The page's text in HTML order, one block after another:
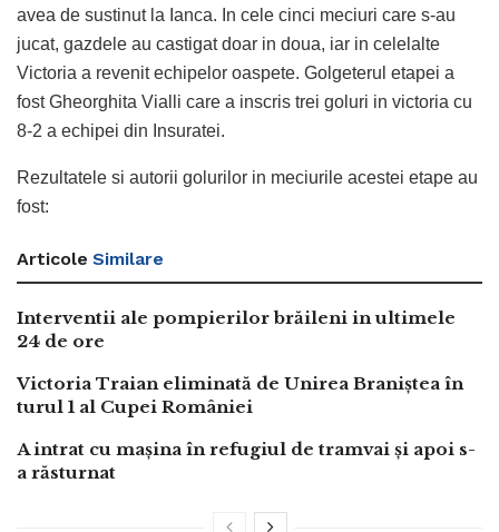
avea de sustinut la Ianca. In cele cinci meciuri care s-au
jucat, gazdele au castigat doar in doua, iar in celelalte
Victoria a revenit echipelor oaspete. Golgeterul etapei a
fost Gheorghita Vialli care a inscris trei goluri in victoria cu
8-2 a echipei din Insuratei.
Rezultatele si autorii golurilor in meciurile acestei etape au
fost:
Articole Similare
Interventii ale pompierilor brăileni in ultimele
24 de ore
Victoria Traian eliminată de Unirea Braniștea în
turul 1 al Cupei României
A intrat cu mașina în refugiul de tramvai și apoi s-
a răsturnat